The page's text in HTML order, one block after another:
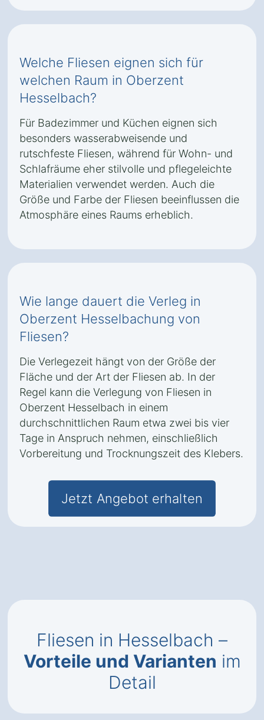
Welche Fliesen eignen sich für
welchen Raum in Oberzent
Hesselbach?
Für Badezimmer und Küchen eignen sich
besonders wasserabweisende und
rutschfeste Fliesen, während für Wohn- und
Schlafräume eher stilvolle und pflegeleichte
Materialien verwendet werden. Auch die
Größe und Farbe der Fliesen beeinflussen die
Atmosphäre eines Raums erheblich.
Wie lange dauert die Verleg in
Oberzent Hesselbachung von
Fliesen?
Die Verlegezeit hängt von der Größe der
Fläche und der Art der Fliesen ab. In der
Regel kann die Verlegung von Fliesen in
Oberzent Hesselbach in einem
durchschnittlichen Raum etwa zwei bis vier
Tage in Anspruch nehmen, einschließlich
Vorbereitung und Trocknungszeit des Klebers.
Jetzt Angebot erhalten
Fliesen in Hesselbach –
Vorteile und Varianten im
Detail